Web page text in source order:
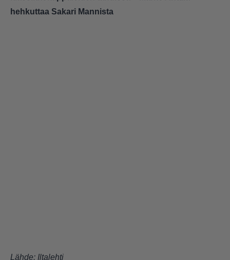
hehkuttaa Sakari Mannista
Lähde: Iltalehti